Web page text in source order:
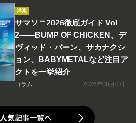
洋楽
サマソニ2026徹底ガイド Vol.
2――BUMP OF CHICKEN、デ
ヴィッド・バーン、サカナクシ
ョン、BABYMETALなど注目ア
クトを一挙紹介
コラム 2026年08月07日
人気記事一覧へ